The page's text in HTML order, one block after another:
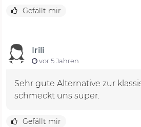
Gefällt mir
Irili
vor 5 Jahren
Sehr gute Alternative zur
schmeckt uns super.
Gefällt mir